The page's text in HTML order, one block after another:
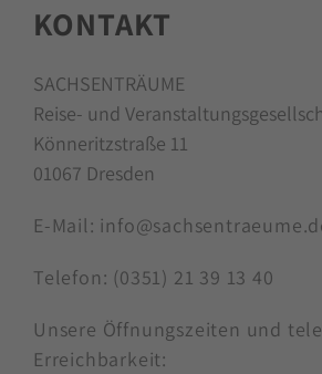
KONTAKT
SACHSENTRÄUME
Reise- und
Könneritzstraße 11
01067 Dresden
E-Mail:
Telefon: (0351) 21 39 13 40
Unsere Öffnungszeiten und
Erreichbarkeit: